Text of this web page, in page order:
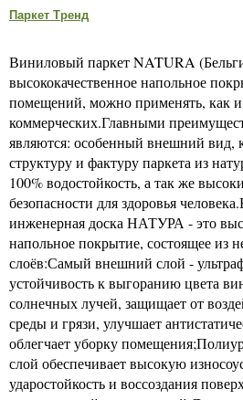
Паркет Тренд
Виниловый паркет NATURA
высококачественное напольное
помещений, можно применять, как
коммерческих.Главными
являются: особенный внешний вид,
структуру и фактуру паркета из
100% водостойкость, а так же
безопасности для здоровья
инженерная доска НАТУРА - это
напольное покрытие, состоящее из
слоёв:Самый внешний слой -
устойчивость к выгоранию цвета
солнечных лучей, защищает от
среды и грязи, улучшает
облегчает уборку
слой обеспечивает высокую
ударостойкость и воссоздания